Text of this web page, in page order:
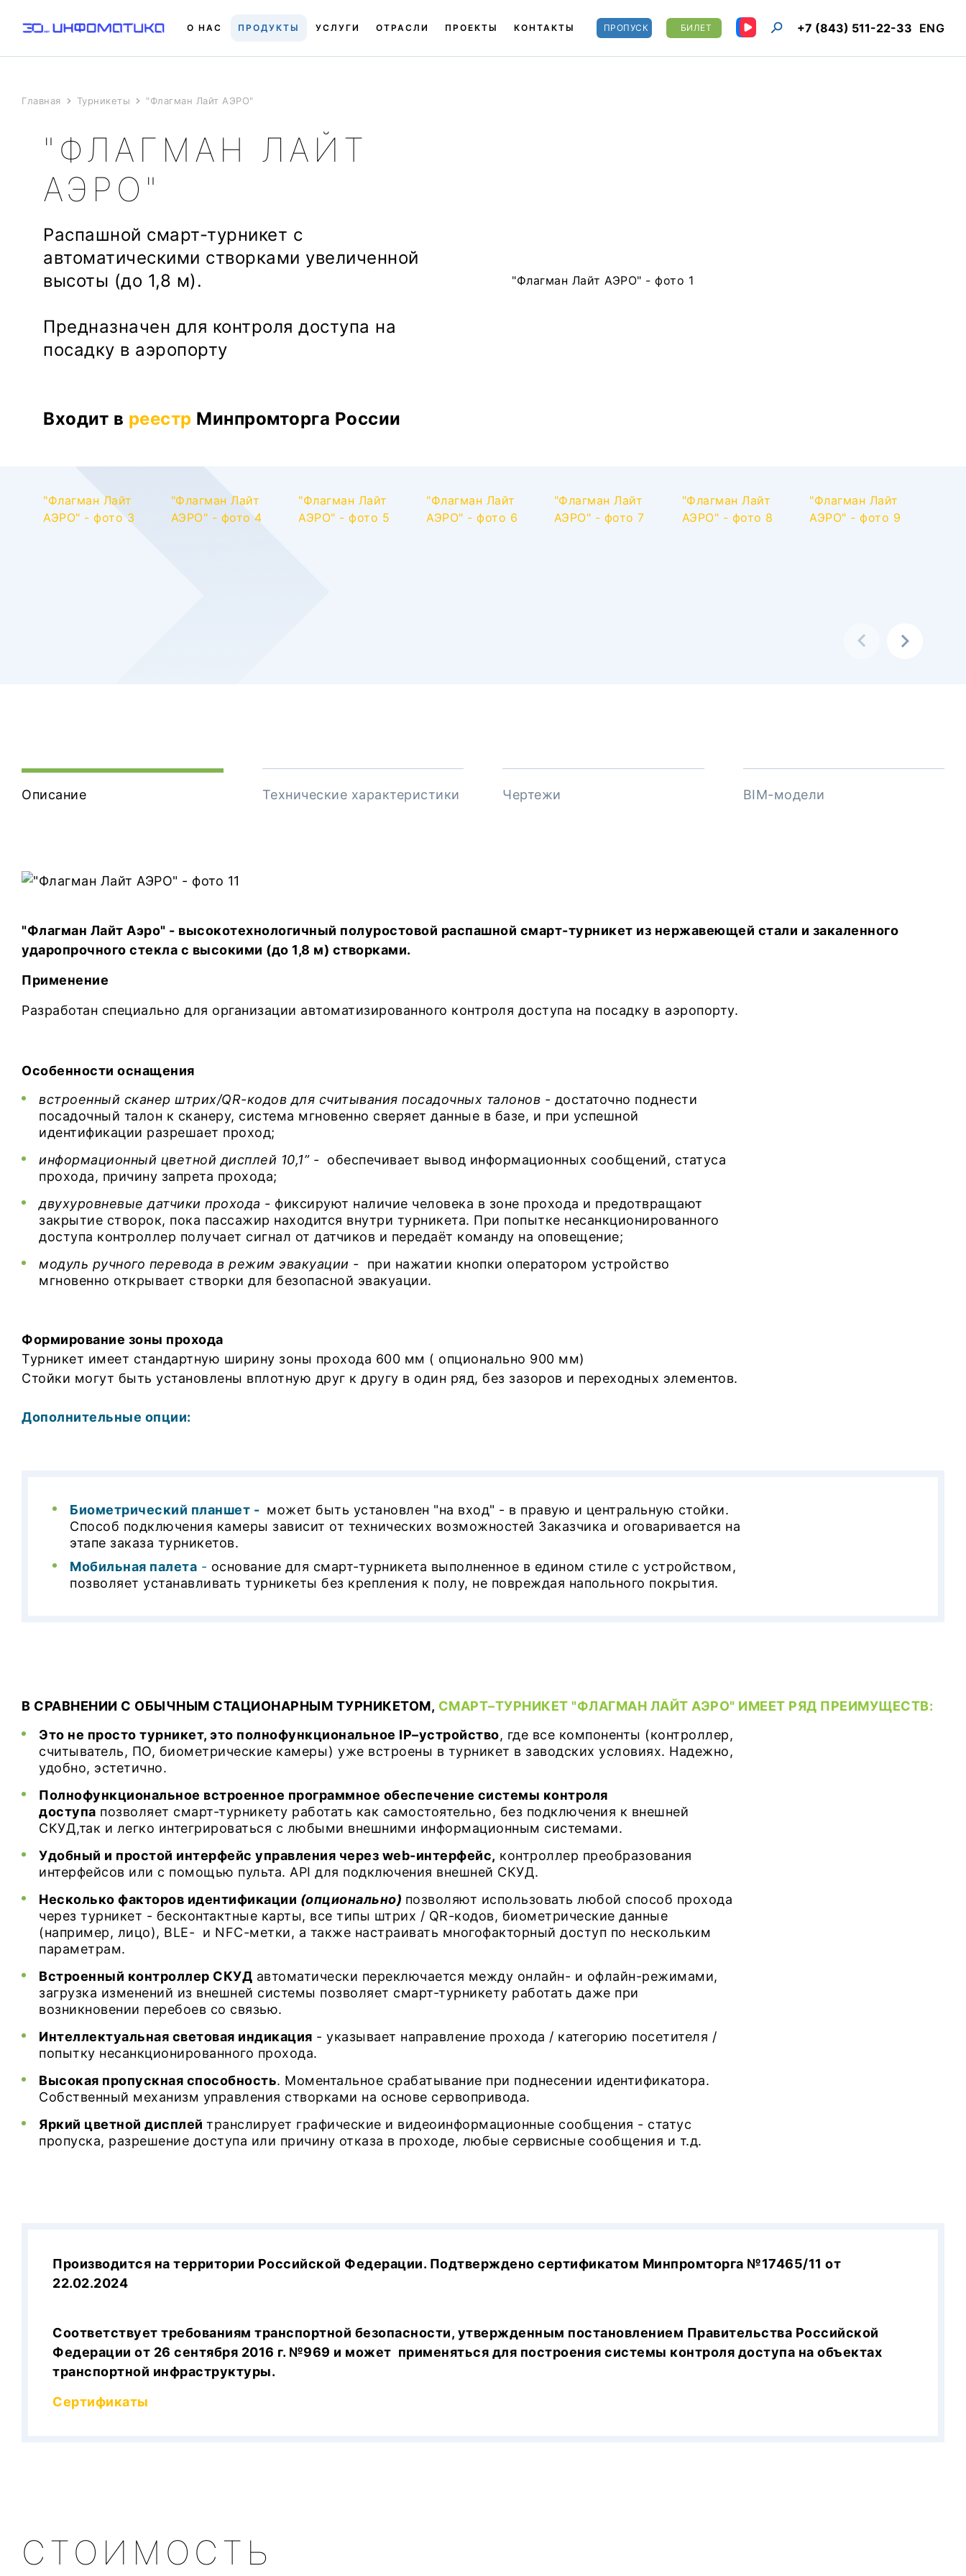
О НАС ПРОДУКТЫ УСЛУГИ ОТРАСЛИ ПРОЕКТЫ КОНТАКТЫ ПРОПУСК БИЛЕТ +7 (843) 511-22-33 ENG
Главная Турникеты "Флагман Лайт АЭРО"
"ФЛАГМАН ЛАЙТ
АЭРО"
Распашной смарт-турникет с
автоматическими створками увеличенной
высоты (до 1,8 м).
Предназначен для контроля доступа на
посадку в аэропорту
Входит в реестр Минпромторга России
Описание Технические характеристики Чертежи BIM-модели
"Флагман Лайт Аэро" - высокотехнологичный полуростовой распашной смарт-турникет из нержавеющей стали и закаленного
ударопрочного стекла с высокими (до 1,8 м) створками.
Применение
Разработан специально для организации автоматизированного контроля доступа на посадку в аэропорту.
Особенности оснащения
встроенный сканер штрих/QR-кодов для считывания посадочных талонов - достаточно поднести
посадочный талон к сканеру, система мгновенно сверяет данные в базе, и при успешной
идентификации разрешает проход;
информационный цветной дисплей 10,1” - обеспечивает вывод информационных сообщений, статуса
прохода, причину запрета прохода;
двухуровневые датчики прохода - фиксируют наличие человека в зоне прохода и предотвращают
закрытие створок, пока пассажир находится внутри турникета. При попытке несанкционированного
доступа контроллер получает сигнал от датчиков и передаёт команду на оповещение;
модуль ручного перевода в режим эвакуации -
при нажатии кнопки оператором устройство
мгновенно открывает створки для безопасной эвакуации.
Формирование зоны прохода
Турникет имеет стандартную ширину зоны прохода 600 мм ( опционально 900 мм)
Стойки могут быть установлены вплотную друг к другу в один ряд, без зазоров и переходных элементов.
Дополнительные опции:
Биометрический планшет - может быть установлен "на вход" - в правую и центральную стойки.
Способ подключения камеры зависит от технических возможностей Заказчика и оговаривается на
этапе заказа турникетов.
Мобильная палета - основание для смарт-турникета выполненное в едином стиле с устройством,
позволяет устанавливать турникеты без крепления к полу, не повреждая напольного покрытия.
В СРАВНЕНИИ С ОБЫЧНЫМ СТАЦИОНАРНЫМ ТУРНИКЕТОМ, СМАРТ–ТУРНИКЕТ "ФЛАГМАН ЛАЙТ АЭРО" ИМЕЕТ РЯД ПРЕИМУЩЕСТВ:
Это не просто турникет, это полнофункциональное IP–устройство, где все компоненты (контроллер,
считыватель, ПО, биометрические камеры) уже встроены в турникет в заводских условиях. Надежно,
удобно, эстетично.
Полнофункциональное встроенное программное обеспечение системы контроля
доступа позволяет смарт-турникету работать как самостоятельно, без подключения к внешней
СКУД,так и легко интегрироваться с любыми внешними информационным системами.
Удобный и простой интерфейс управления через web-интерфейс, контроллер преобразования
интерфейсов или с помощью пульта. API для подключения внешней СКУД.
Несколько факторов идентификации (опционально) позволяют использовать любой способ прохода
через турникет - бесконтактные карты, все типы штрих / QR-кодов, биометрические данные
(например, лицо), BLE- и NFC-метки, а также настраивать многофакторный доступ по нескольким
параметрам.
Встроенный контроллер СКУД автоматически переключается между онлайн- и офлайн-режимами,
загрузка изменений из внешней системы позволяет смарт-турникету работать даже при
возникновении перебоев со связью.
Интеллектуальная световая индикация - указывает направление прохода / категорию посетителя /
попытку несанкционированного прохода.
Высокая пропускная способность. Моментальное срабатывание при поднесении идентификатора.
Собственный механизм управления створками на основе сервопривода.
Яркий цветной дисплей транслирует графические и видеоинформационные сообщения - статус
пропуска, разрешение доступа или причину отказа в проходе, любые сервисные сообщения и т.д.
Производится на территории Российской Федерации. Подтверждено сертификатом Минпромторга №17465/11 от
22.02.2024
Соответствует требованиям транспортной безопасности, утвержденным постановлением Правительства Российской
Федерации от 26 сентября 2016 г. №969 и может применяться для построения системы контроля доступа на объектах
транспортной инфраструктуры.
Сертификаты
СТОИМОСТЬ